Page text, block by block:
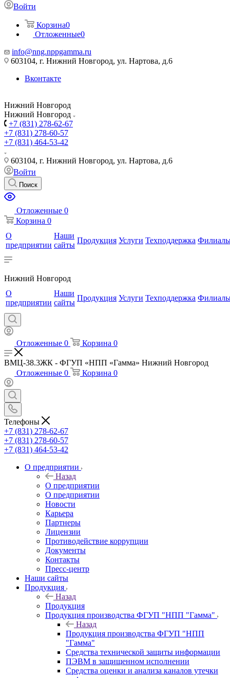
Войти
Корзина0
Отложенные0
info@nng.nppgamma.ru
603104, г. Нижний Новгород, ул. Нартова, д.6
Вконтакте
Нижний Новгород
Нижний Новгород
+7 (831) 278-62-67
+7 (831) 278-60-57
+7 (831) 464-53-42
603104, г. Нижний Новгород, ул. Нартова, д.6
Войти
Поиск
Отложенные 0
Корзина 0
О
предприятии
Наши
сайты
Продукция Услуги Техподдержка
Нижний Новгород
О
предприятии
Наши
сайты
Продукция Услуги Техподдержка
Отложенные 0 Корзина 0
ВМЦ-38.3ЖК - ФГУП «НПП «Гамма» Нижний Новгород
Отложенные 0 Корзина 0
Телефоны
+7 (831) 278-62-67
+7 (831) 278-60-57
+7 (831) 464-53-42
О предприятии
Назад
О предприятии
О предприятии
Новости
Карьера
Партнеры
Лицензии
Противодействие коррупции
Документы
Контакты
Пресс-центр
Наши сайты
Продукция
Назад
Продукция
Продукция производства ФГУП "НПП "Гамма"
Назад
Продукция производства ФГУП "НПП
"Гамма"
Средства технической защиты информации
ПЭВМ в защищенном исполнении
Средства оценки и анализа каналов утечки